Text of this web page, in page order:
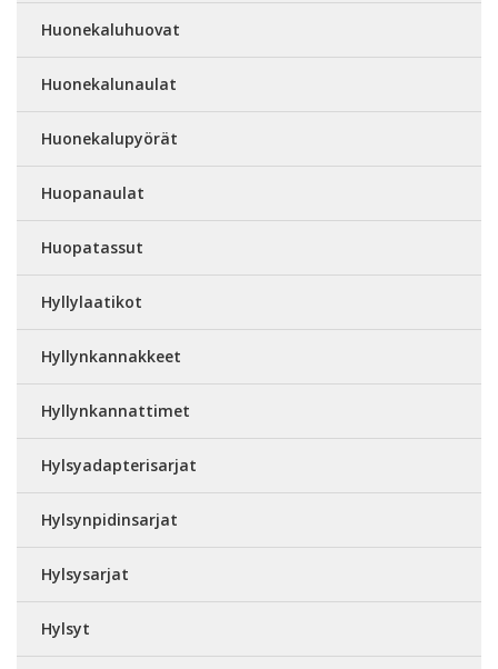
Huonekaluhuovat
Huonekalunaulat
Huonekalupyörät
Huopanaulat
Huopatassut
Hyllylaatikot
Hyllynkannakkeet
Hyllynkannattimet
Hylsyadapterisarjat
Hylsynpidinsarjat
Hylsysarjat
Hylsyt